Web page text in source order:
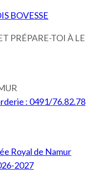
BOVESSE
PRÉPARE-TOI À LE
: 0491/76.82.78
Royal de Namur
2027